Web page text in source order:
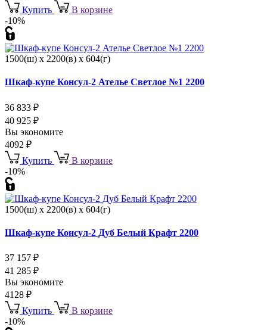
Купить
В корзине
-10%
1500(ш) x 2200(в) x 604(г)
Шкаф-купе Консул-2 Ателье Светлое №1 2200
36 833 ₽
40 925 ₽
Вы экономите
4092 ₽
Купить
В корзине
-10%
1500(ш) x 2200(в) x 604(г)
Шкаф-купе Консул-2 Дуб Белый Крафт 2200
37 157 ₽
41 285 ₽
Вы экономите
4128 ₽
Купить
В корзине
-10%